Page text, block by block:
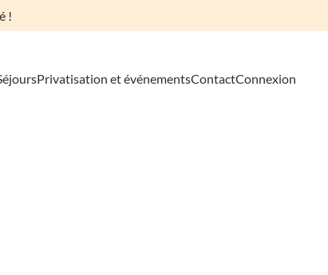
!
Privatisation et événementsContactConnexion